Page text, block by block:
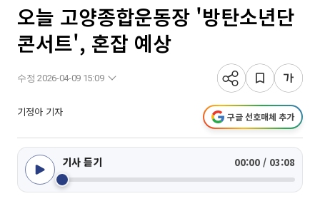
오늘 고양종합운동장 '방탄소년단
콘서트', 혼잡 예상
수정 2026-04-09 15:09
기정아 기자 구글 선호매체 추가
기사 듣기 00:00 / 03:08